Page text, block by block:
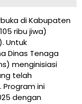
di Kabupaten
ribu jiwa)
Untuk
Dinas Tenaga
menginisiasi
telah
Program ini
dengan